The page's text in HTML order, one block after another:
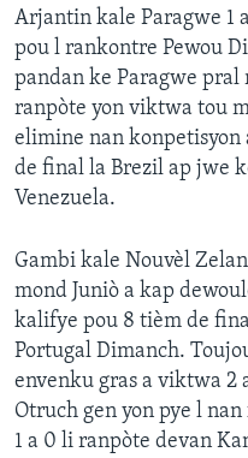
Arjantin kale Paragwe 1
pou l rankontre Pewou
pandan ke Paragwe
ranpòte yon viktwa tou
elimine nan konpetisyon
de final la Brezil ap jwe
Venezuela.
Gambi kale Nouvèl
mond Juniò a kap
kalifye pou 8 tièm de
Portugal Dimanch.
envenku gras a viktwa 2
Otruch gen yon pye l
1 a 0 li ranpòte devan